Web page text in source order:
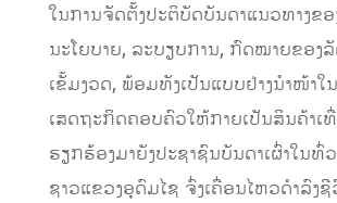
ໃນການຈັດຕັ້ງປະຕິບັດບັນດາແນວທາງຂ
ນະໂຍບາຍ, ລະບຽບການ, ກົດໝາຍຂອງລັ
ເຂັ້ມງວດ, ພ້ອມທັງເປັນແບບຢ່າງນຳໜ້າໃ
ເສດຖະກິດຄອບຄົວໃຫ້ກາຍເປັນສິນຄ້າເ
ຮຽກຮ້ອງມາຍັງປະຊາຊົນບັນດາເຜົ່າໃນທົ່
ຊາວແຂວງອຸດົມໄຊ ຈົ່ງເຄື່ອນໄຫວດໍາລົງ